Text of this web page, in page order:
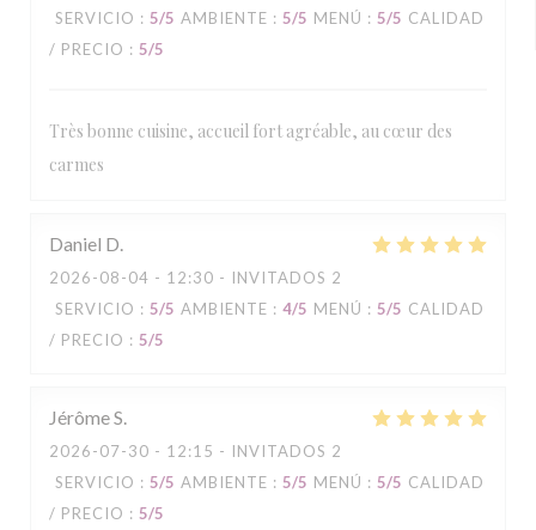
SERVICIO : 5/5 AMBIENTE : 5/5 MENÚ : 5/5 CALIDAD
/ PRECIO : 5/5
Très bonne cuisine, accueil fort agréable, au cœur des
carmes
Daniel D
2026-08-04 - 12:30 - INVITADOS 2
SERVICIO : 5/5 AMBIENTE : 4/5 MENÚ : 5/5 CALIDAD
/ PRECIO : 5/5
JérômeS
2026-07-30 - 12:15 - INVITADOS 2
SERVICIO : 5/5 AMBIENTE : 5/5 MENÚ : 5/5 CALIDAD
/ PRECIO : 5/5